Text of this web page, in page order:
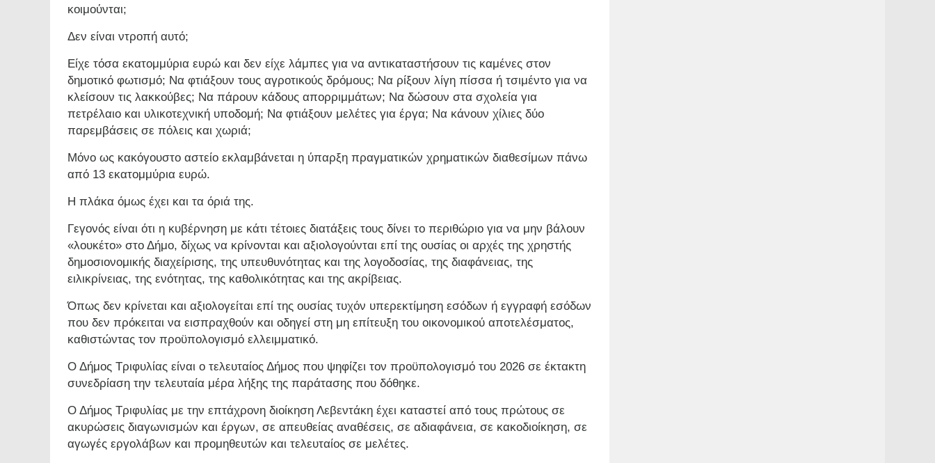
κοιμούνται;
Δεν είναι ντροπή αυτό;
Είχε τόσα εκατομμύρια ευρώ και δεν είχε λάμπες για να αντικαταστήσουν τις καμένες στον
δημοτικό φωτισμό; Να φτιάξουν τους αγροτικούς δρόμους; Να ρίξουν λίγη πίσσα ή τσιμέντο για να
κλείσουν τις λακκούβες; Να πάρουν κάδους απορριμμάτων; Να δώσουν στα σχολεία για
πετρέλαιο και υλικοτεχνική υποδομή; Να φτιάξουν μελέτες για έργα; Να κάνουν χίλιες δύο
παρεμβάσεις σε πόλεις και χωριά;
Μόνο ως κακόγουστο αστείο εκλαμβάνεται η ύπαρξη πραγματικών χρηματικών διαθεσίμων πάνω
από 13 εκατομμύρια ευρώ.
Η πλάκα όμως έχει και τα όριά της.
Γεγονός είναι ότι η κυβέρνηση με κάτι τέτοιες διατάξεις τους δίνει το περιθώριο για να μην βάλουν
«λουκέτο» στο Δήμο, δίχως να κρίνονται και αξιολογούνται επί της ουσίας οι αρχές της χρηστής
δημοσιονομικής διαχείρισης, της υπευθυνότητας και της λογοδοσίας, της διαφάνειας, της
ειλικρίνειας, της ενότητας, της καθολικότητας και της ακρίβειας.
Όπως δεν κρίνεται και αξιολογείται επί της ουσίας τυχόν υπερεκτίμηση εσόδων ή εγγραφή εσόδων
που δεν πρόκειται να εισπραχθούν και οδηγεί στη μη επίτευξη του οικονομικού αποτελέσματος,
καθιστώντας τον προϋπολογισμό ελλειμματικό.
Ο Δήμος Τριφυλίας είναι ο τελευταίος Δήμος που ψηφίζει τον προϋπολογισμό του 2026 σε έκτακτη
συνεδρίαση την τελευταία μέρα λήξης της παράτασης που δόθηκε.
Ο Δήμος Τριφυλίας με την επτάχρονη διοίκηση Λεβεντάκη έχει καταστεί από τους πρώτους σε
ακυρώσεις διαγωνισμών και έργων, σε απευθείας αναθέσεις, σε αδιαφάνεια, σε κακοδιοίκηση, σε
αγωγές εργολάβων και προμηθευτών και τελευταίος σε μελέτες.